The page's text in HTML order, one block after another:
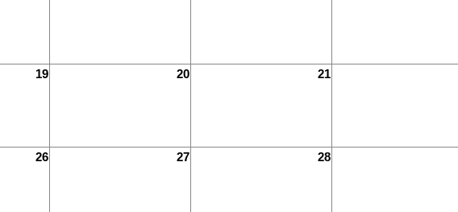
19 20 21
26 27 28